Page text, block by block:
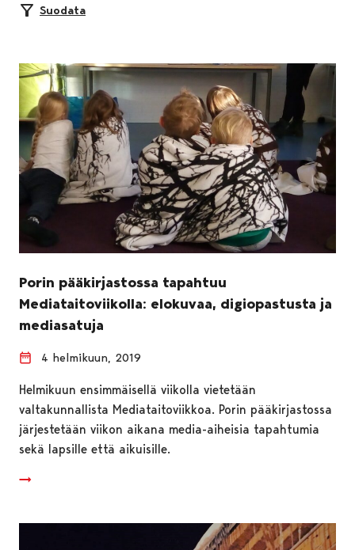
Suodata
Porin pääkirjastossa tapahtuu
Mediataitoviikolla: elokuvaa, digiopastusta ja
mediasatuja
4 helmikuun, 2019
Helmikuun ensimmäisellä viikolla vietetään
valtakunnallista Mediataitoviikkoa. Porin pääkirjastossa
järjestetään viikon aikana media-aiheisia tapahtumia
sekä lapsille että aikuisille.